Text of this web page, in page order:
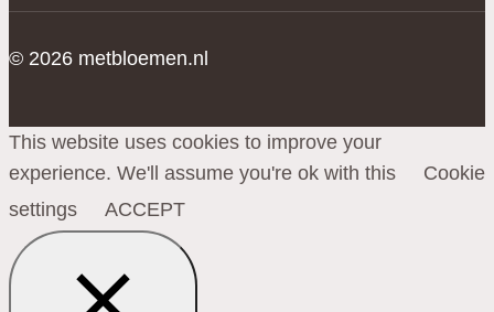
© 2026 metbloemen.nl
This website uses cookies to improve your
experience. We'll assume you're ok with this
Cookie
settings
ACCEPT